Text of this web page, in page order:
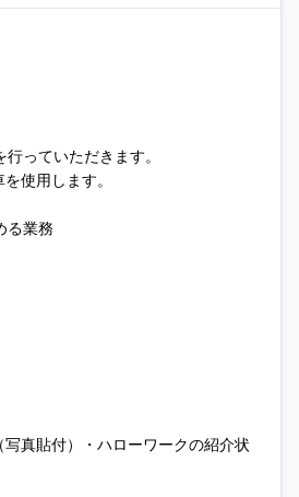
っていただきます。
使用します。
る業務
真貼付）・ハローワークの紹介状